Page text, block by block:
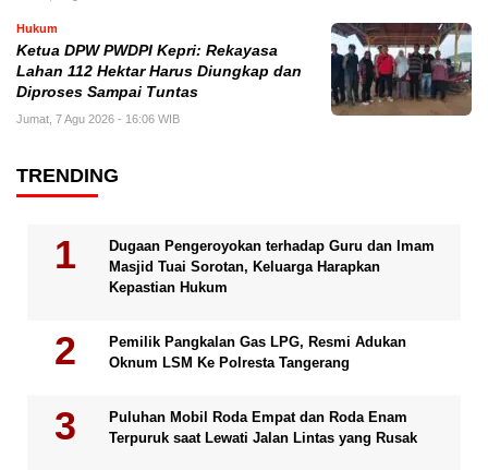
Hukum
Ketua DPW PWDPI Kepri: Rekayasa
Lahan 112 Hektar Harus Diungkap dan
Diproses Sampai Tuntas
Jumat, 7 Agu 2026 - 16:06 WIB
TRENDING
Dugaan Pengeroyokan terhadap Guru dan Imam
Masjid Tuai Sorotan, Keluarga Harapkan
Kepastian Hukum
Pemilik Pangkalan Gas LPG, Resmi Adukan
Oknum LSM Ke Polresta Tangerang
Puluhan Mobil Roda Empat dan Roda Enam
Terpuruk saat Lewati Jalan Lintas yang Rusak